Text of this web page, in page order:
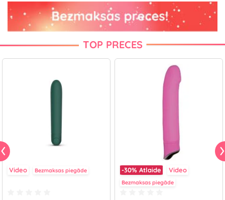
TOP PRECES
Video Bezmaksas piegāde -30% Atlaide Video
Bezmaksas piegāde